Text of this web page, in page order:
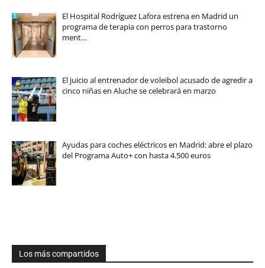
El Hospital Rodríguez Lafora estrena en Madrid un
programa de terapia con perros para trastorno
ment…
El juicio al entrenador de voleibol acusado de agredir a
cinco niñas en Aluche se celebrará en marzo
Ayudas para coches eléctricos en Madrid: abre el plazo
del Programa Auto+ con hasta 4.500 euros
Los más compartidos